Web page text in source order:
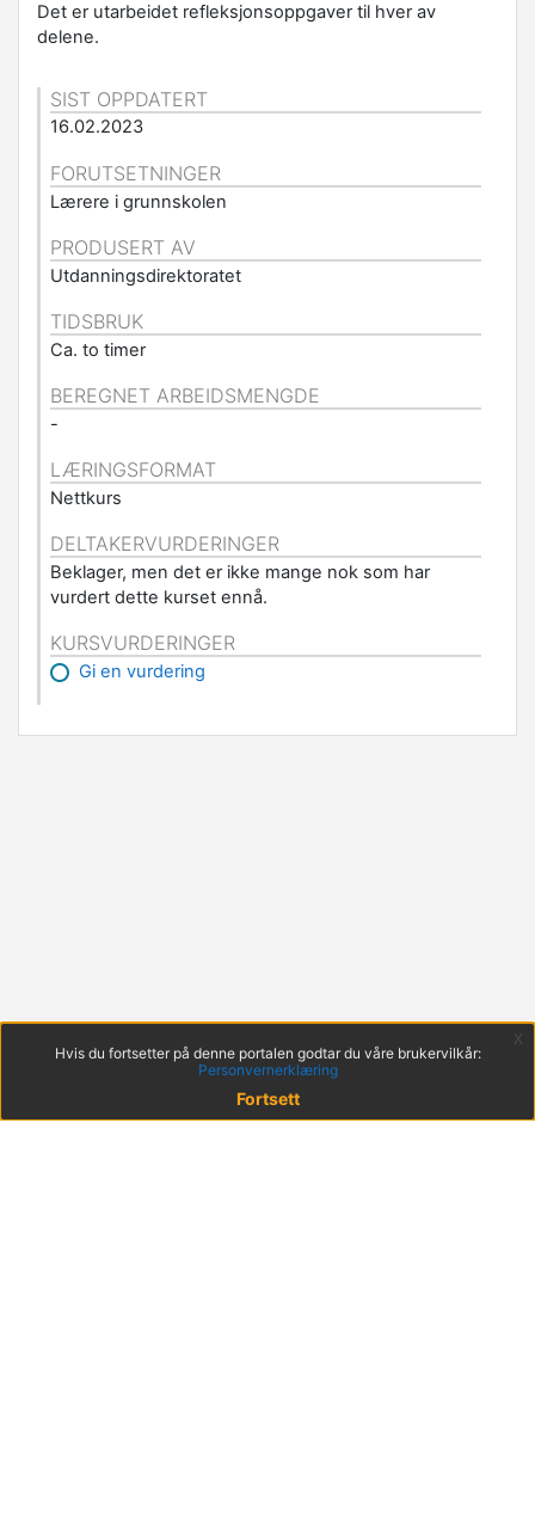
Det er utarbeidet refleksjonsoppgaver til hver av
delene.
SIST OPPDATERT
16.02.2023
FORUTSETNINGER
Lærere i grunnskolen
PRODUSERT AV
Utdanningsdirektoratet
TIDSBRUK
Ca. to timer
BEREGNET ARBEIDSMENGDE
-
LÆRINGSFORMAT
Nettkurs
DELTAKERVURDERINGER
Beklager, men det er ikke mange nok som har
vurdert dette kurset ennå.
KURSVURDERINGER
Gi en vurdering
Hvis du fortsetter på denne portalen godtar du våre brukervilkår:
Personvernerklæring
Fortsett
x